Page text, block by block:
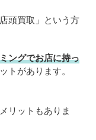
頭買取」という方
ングでお店に持っ
トがあります。
リットもありま